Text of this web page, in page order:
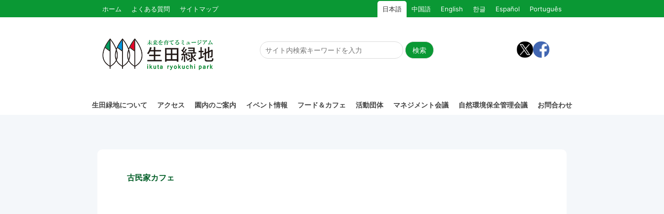
ホーム よくある質問 サイトマップ 日本語 中国語 English 한글 Español Português
生田緑地について アクセス 園内のご案内 イベント情報 フード＆カフェ 活動団体 マネジメント会議 自然環境保全管理会議 お問合わせ
古民家カフェ